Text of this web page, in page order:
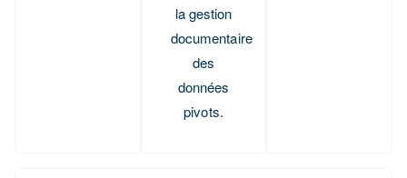
la gestion
documentaire
des
données
pivots.